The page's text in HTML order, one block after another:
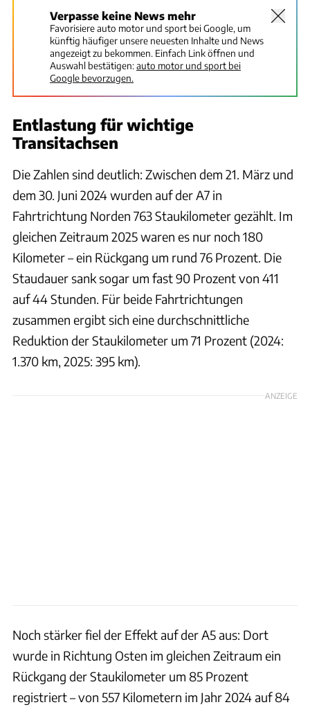
Verpasse keine News mehr
Favorisiere auto motor und sport bei Google, um
künftig häufiger unsere neuesten Inhalte und News
angezeigt zu bekommen. Einfach Link öffnen und
Auswahl bestätigen:auto motor und sport bei
Google bevorzugen.
Entlastung für wichtige
Transitachsen
Die Zahlen sind deutlich: Zwischen dem 21. März und
dem 30. Juni 2024 wurden auf der A7 in
Fahrtrichtung Norden 763 Staukilometer gezählt. Im
gleichen Zeitraum 2025 waren es nur noch 180
Kilometer – ein Rückgang um rund 76 Prozent. Die
Staudauer sank sogar um fast 90 Prozent von 411
auf 44 Stunden. Für beide Fahrtrichtungen
zusammen ergibt sich eine durchschnittliche
Reduktion der Staukilometer um 71 Prozent (2024:
1.370 km, 2025: 395 km).
ANZEIGE
Noch stärker fiel der Effekt auf der A5 aus: Dort
wurde in Richtung Osten im gleichen Zeitraum ein
Rückgang der Staukilometer um 85 Prozent
registriert – von 557 Kilometern im Jahr 2024 auf 84